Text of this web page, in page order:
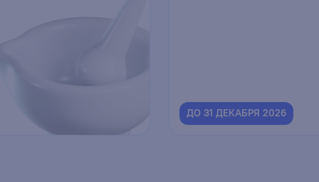
ДО 31 ДЕКАБРЯ 2026